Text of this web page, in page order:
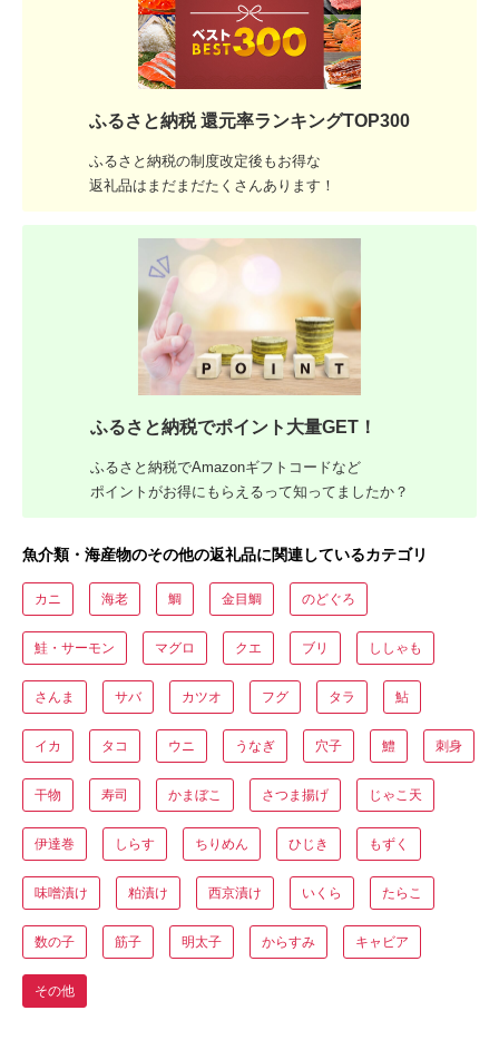
ふるさと納税 還元率ランキングTOP300
ふるさと納税の制度改定後もお得な
返礼品はまだまだたくさんあります！
ふるさと納税でポイント大量GET！
ふるさと納税でAmazonギフトコードなど
ポイントがお得にもらえるって知ってましたか？
魚介類・海産物のその他の返礼品に関連しているカテゴリ
カニ 海老 鯛 金目鯛 のどぐろ
鮭・サーモン マグロ クエ ブリ ししゃも
さんま サバ カツオ フグ タラ 鮎
イカ タコ ウニ うなぎ 穴子 鱧 刺身
干物 寿司 かまぼこ さつま揚げ じゃこ天
伊達巻 しらす ちりめん ひじき もずく
味噌漬け 粕漬け 西京漬け いくら たらこ
数の子 筋子 明太子 からすみ キャビア
その他